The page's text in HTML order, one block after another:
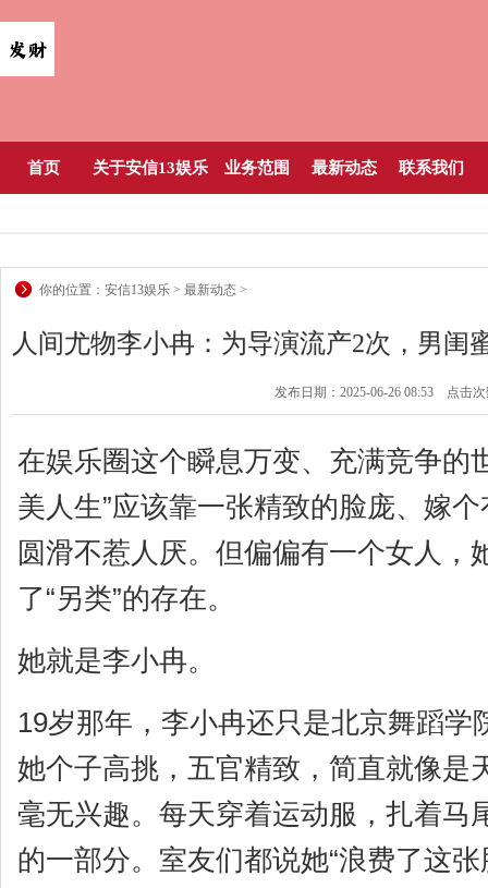
首页 关于安信13娱乐 业务范围 最新动态 联系我们
你的位置： 安信13娱乐 > 最新动态 >
人间尤物李小冉：为导演流产2次，男闺
生地_孙东海
发布日期：2025-06-26 08:53 点击次
在娱乐圈这个瞬息万变、充满竞争的
美人生”应该靠一张精致的脸庞、嫁
圆滑不惹人厌。但偏偏有一个女人，
了“另类”的存在。
她就是李小冉。
19岁那年，李小冉还只是北京舞蹈学
她个子高挑，五官精致，简直就像是
毫无兴趣。每天穿着运动服，扎着马
的一部分。室友们都说她“浪费了这